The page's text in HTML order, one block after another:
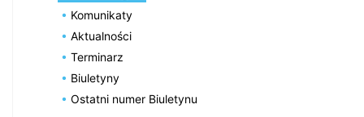
Komunikaty
Aktualności
Terminarz
Biuletyny
Ostatni numer Biuletynu